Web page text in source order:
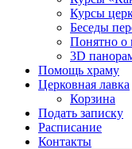
Курсы
Беседы
Понятно о
3D
Помощь храму
Церковная лавка
Корзина
Подать записку
Расписание
Контакты